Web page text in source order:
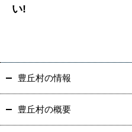
い!
豊丘村の情報
豊丘村の概要